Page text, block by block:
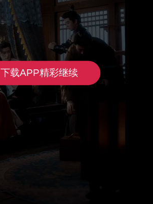
下载APP精彩继续